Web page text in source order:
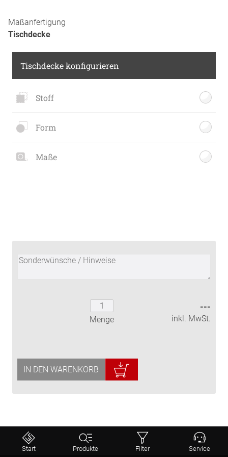
Maßanfertigung
Tischdecke
Tischdecke konfigurieren
Stoff
Form
Maße
Menge
---
inkl. MwSt.
IN DEN WARENKORB
Start Produkte Filter Service